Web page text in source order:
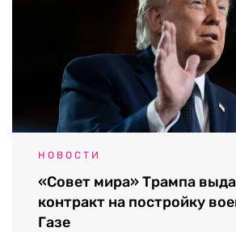
НОВОСТИ
«Совет мира» Трампа
контракт на постройку
Газе